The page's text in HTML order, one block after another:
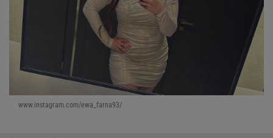
www.instagram.com/ewa_farna93/